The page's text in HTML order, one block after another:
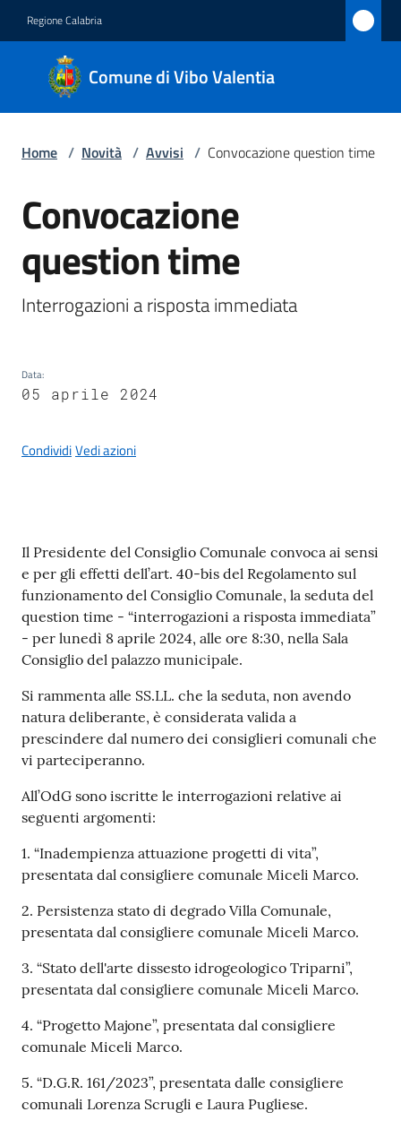
Regione Calabria
Comune di Vibo Valentia
Comune
di Vibo
Valentia
Menu selezionato
Valentia
o
p
r
e
t
o
r
i
o
Tutti
gli
argomenti...
Seguici
su
Home / Novità / Avvisi / Convocazione question time
Salta al contenuto
Convocazione
question time
Interrogazioni a risposta immediata
Data:
05 aprile 2024
CondividiVedi azioni
Contenuto
Il Presidente del Consiglio Comunale convoca ai sensi
e per gli effetti dell’art. 40-bis del Regolamento sul
funzionamento del Consiglio Comunale, la seduta del
question time - “interrogazioni a risposta immediata”
- per lunedì 8 aprile 2024, alle ore 8:30, nella Sala
Consiglio del palazzo municipale.
Si rammenta alle SS.LL. che la seduta, non avendo
natura deliberante, è considerata valida a
prescindere dal numero dei consiglieri comunali che
vi parteciperanno.
All’OdG sono iscritte le interrogazioni relative ai
seguenti argomenti:
1. “Inadempienza attuazione progetti di vita”,
presentata dal consigliere comunale Miceli Marco.
2. Persistenza stato di degrado Villa Comunale,
presentata dal consigliere comunale Miceli Marco.
3. “Stato dell'arte dissesto idrogeologico Triparni”,
presentata dal consigliere comunale Miceli Marco.
4. “Progetto Majone”, presentata dal consigliere
comunale Miceli Marco.
5. “D.G.R. 161/2023”, presentata dalle consigliere
comunali Lorenza Scrugli e Laura Pugliese.